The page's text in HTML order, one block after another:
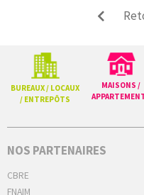
BUREAUX / LOCAUX
/ ENTREPÔTS
MAISONS /
NOS PARTENAIRES
CBRE
FNAIM